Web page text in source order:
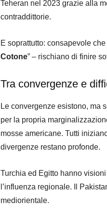
Teheran nel 2023 grazie alla
contraddittorie.
E soprattutto: consapevole
Cotone” – rischiano di finire
Tra convergenze e
Le convergenze esistono, ma
per la propria
mosse americane. Tutti
divergenze restano profonde.
Turchia ed Egitto hanno
l’influenza regionale. Il
mediorientale.